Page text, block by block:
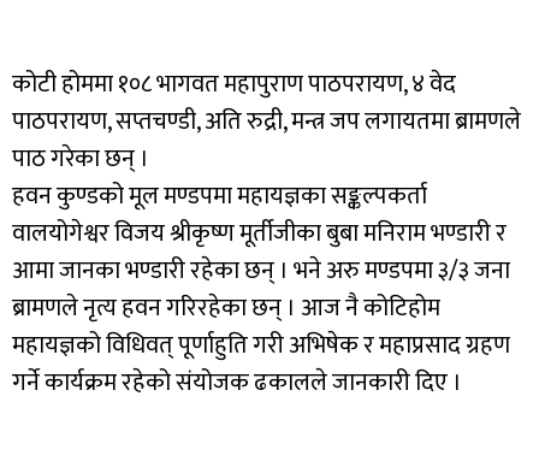
कोटी होममा १०८ भागवत महापुराण पाठपरायण, ४ वेद
पाठपरायण, सप्तचण्डी, अति रुद्री, मन्त्र जप लगायतमा ब्रामणले
पाठ गरेका छन् ।
हवन कुण्डको मूल मण्डपमा महायज्ञका सङ्कल्पकर्ता
वालयोगेश्वर विजय श्रीकृष्ण मूर्तीजीका बुबा मनिराम भण्डारी र
आमा जानका भण्डारी रहेका छन् । भने अरु मण्डपमा ३/३ जना
ब्रामणले नृत्य हवन गरिरहेका छन् । आज नै कोटिहोम
महायज्ञको विधिवत् पूर्णाहुति गरी अभिषेक र महाप्रसाद ग्रहण
गर्ने कार्यक्रम रहेको संयोजक ढकालले जानकारी दिए ।